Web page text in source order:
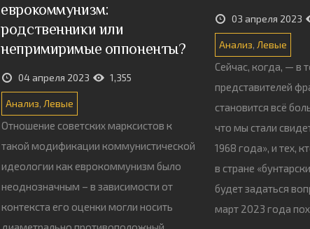
еврокоммунизм:
родственники или
непримиримые оппоненты?
04 апреля 2023 1,355
Анализ,Левые
Отношение советских марксистов к
такой модификации коммунистической
идеологии как еврокоммунизм было
неоднозначным – в зависимости от
контекста его оценки могли носить
03 апреля 2023
Анализ,Левые
Сейчас, когда, — в
представителей
становится всё
что мы стали
1968 года», и тех,
в стране
будет задаться
март 2023 года